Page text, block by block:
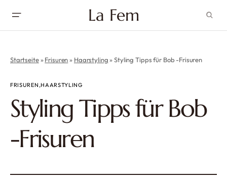
La Fem
Startseite»Frisuren» Haarstyling»Styling Tipps für Bob -Frisuren
FRISUREN HAARSTYLING
Styling Tipps für Bob
-Frisuren